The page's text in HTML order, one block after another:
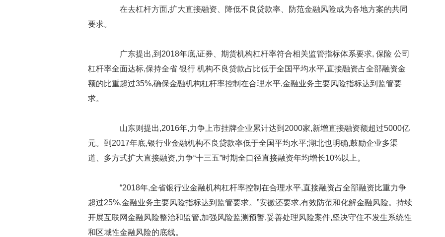
在去杠杆方面,扩大直接融资、降低不良贷款率、防范金融风险成为各地方案的共同
要求。
广东提出,到2018年底,证券、期货机构杠杆率符合相关监管指标体系要求, 保险 公司
杠杆率全面达标,保持全省 银行 机构不良贷款占比低于全国平均水平,直接融资占全部融资金
额的比重超过35%,确保金融机构杠杆率控制在合理水平,金融业务主要风险指标达到监管要
求。
山东则提出,2016年,力争上市挂牌企业累计达到2000家,新增直接融资额超过5000亿
元。到2017年底,银行业金融机构不良贷款率低于全国平均水平;湖北也明确,鼓励企业多渠
道、多方式扩大直接融资,力争“十三五”时期全口径直接融资年均增长10%以上。
“2018年,全省银行业金融机构杠杆率控制在合理水平,直接融资占全部融资比重力争
超过25%,金融业务主要风险指标达到监管要求。”安徽还要求,有效防范和化解金融风险。持续
开展互联网金融风险整治和监管,加强风险监测预警,妥善处理风险案件,坚决守住不发生系统性
和区域性金融风险的底线。